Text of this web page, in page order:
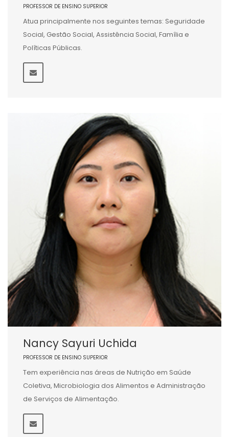
PROFESSOR DE ENSINO SUPERIOR
Atua principalmente nos seguintes temas: Seguridade
Social, Gestão Social, Assistência Social, Família e
Políticas Públicas.
Nancy Sayuri Uchida
PROFESSOR DE ENSINO SUPERIOR
Tem experiência nas áreas de Nutrição em Saúde
Coletiva, Microbiologia dos Alimentos e Administração
de Serviços de Alimentação.